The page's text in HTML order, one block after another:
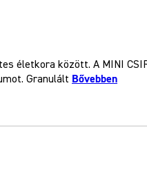
életkora között. A MINI
Granulált Bővebben